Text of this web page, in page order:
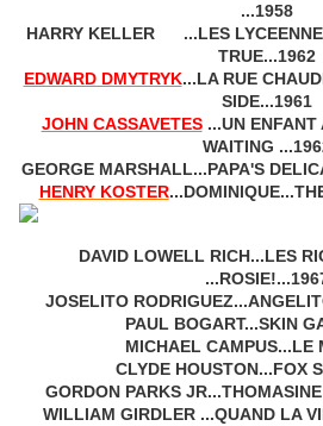
...1958
HARRY KELLER ...LES
TRUE...1962
EDWARD DMYTRYK...LA RUE
SIDE...1961
JOHN CASSAVETES...UN ENFANT
WAITING
GEORGE MARSHALL...PAPA'S
HENRY KOSTER
DAVID LOWELL RICH...LES
JOSELITO
PAUL BOGART...SKIN
MICHAEL CAMPUS...LE
CLYDE HOUSTON...FOX
GORDON PARKS
WILLIAM GIRDLER ...QUAND LA